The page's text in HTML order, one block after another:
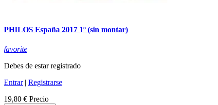
PHILOS España 2017 1º (sin montar)
favorite
Debes de estar registrado
Entrar| Registrarse
19,80 € Precio